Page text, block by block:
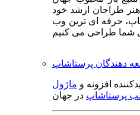
هنر طراحان ارشد خود
حرفه ای ترین وب
دهندگان پرستاشاپ
افزونه و ماژول
پرستاشاپ در جهان